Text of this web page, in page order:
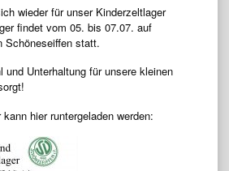
wieder für unser Kinderzeltlager
findet vom 05. bis 07.07. auf
Schöneseiffen statt.
und Unterhaltung für unsere kleinen
hier runtergeladen werden: